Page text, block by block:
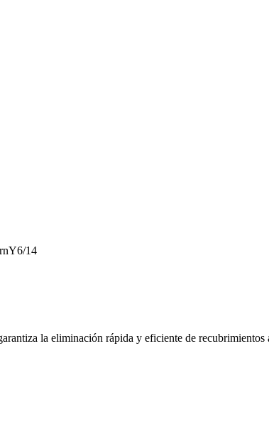
14
la eliminación rápida y eficiente de